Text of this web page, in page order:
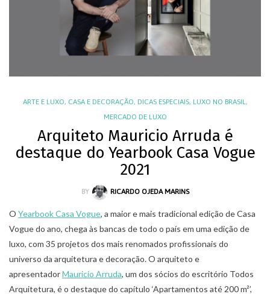
ARTE E LUXO, CASA E DECORAÇÃO, DICAS ESPECIAIS, LUXO NO BRASIL,
MERCADO DE LUXO
Arquiteto Mauricio Arruda é
destaque do Yearbook Casa Vogue
2021
BY RICARDO OJEDA MARINS
O Yearbook Casa Vogue, a maior e mais tradicional edição de Casa
Vogue do ano, chega às bancas de todo o país em uma edição de
luxo, com 35 projetos dos mais renomados profissionais do
universo da arquitetura e decoração. O arquiteto e
apresentadorMauricio Arruda, um dos sócios do escritório Todos
Arquitetura, é o destaque do capítulo ‘Apartamentos até 200 m²’,